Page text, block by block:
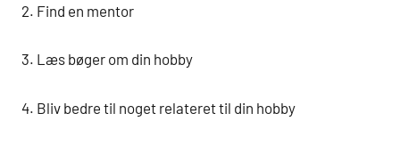
2. Find en mentor
3. Læs bøger om din hobby
4. Bliv bedre til noget relateret til din hobby